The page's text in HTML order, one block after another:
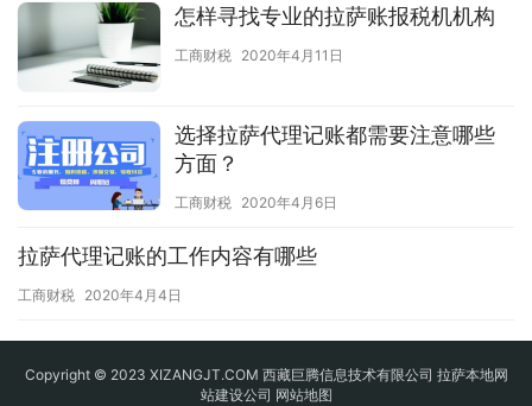
怎样寻找专业的拉萨账报税机机构
工商财税 2020年4月11日
选择拉萨代理记账都需要注意哪些
方面？
工商财税 2020年4月6日
拉萨代理记账的工作内容有哪些
工商财税 2020年4月4日
Copyright © 2023 XIZANGJT.COM 西藏巨腾信息技术有限公司 拉萨本地网
站建设公司 网站地图